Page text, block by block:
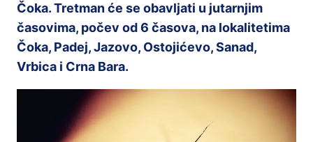
Čoka. Tretman će se obavljati u jutarnjim
časovima, počev od 6 časova, na lokalitetima
Čoka, Padej, Jazovo, Ostojićevo, Sanad,
Vrbica i Crna Bara.